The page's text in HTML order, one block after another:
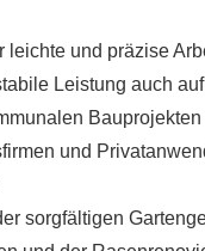
und präzise
Leistung auch
und
sorgfältigen